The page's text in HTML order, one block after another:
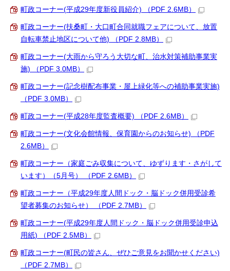
町政コーナー(平成29年度新役員紹介) （PDF 2.6MB）
町政コーナー(扶桑町・大口町合同就職フェアについて、放置
自転車禁止地区について他) （PDF 2.8MB）
町政コーナー(大雨から守ろう大切な町、治水対策補助事業実
施) （PDF 3.0MB）
町政コーナー(記念樹配布事業・屋上緑化等への補助事業実施)
（PDF 3.0MB）
町政コーナー(平成28年度監査概要) （PDF 2.6MB）
町政コーナー(文化会館情報、保育園からのお知らせ) （PDF
2.6MB）
町政コーナー（家庭ごみ収集について、ゆずります・さがして
います）（5月号） （PDF 2.6MB）
町政コーナー（平成29年度人間ドック・脳ドック併用受診希
望者募集のお知らせ） （PDF 2.7MB）
町政コーナー(平成29年度人間ドック・脳ドック併用受診申込
用紙) （PDF 2.5MB）
町政コーナー(町民の皆さん、ぜひご意見をお聞かせください)
（PDF 2.7MB）